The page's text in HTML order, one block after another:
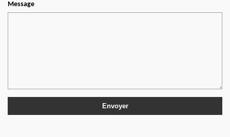
Message